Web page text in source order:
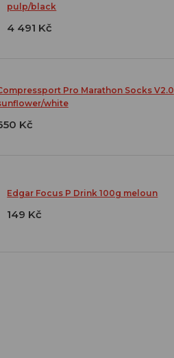
pulp/black
4 491 Kč
Pro Marathon Socks V2.0
white
Kč
Edgar Focus P Drink 100g meloun
149 Kč